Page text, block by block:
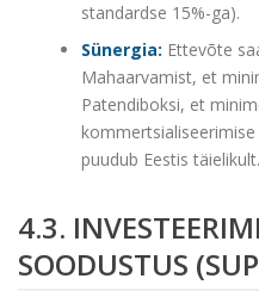
standardse 15%-ga).
Sünergia: Ettevõte
Mahaarvamist, et
Patendiboksi, et
puudub Eestis täielikult.
4.3.
SOODUSTUS